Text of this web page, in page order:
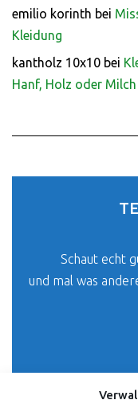
emilio korinth bei
Kleidung
kantholz 10x10 bei
Hanf, Holz oder Milch
Schaut echt
und mal was